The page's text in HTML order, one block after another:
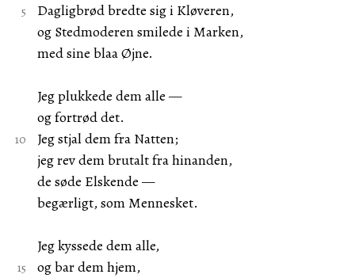
Dagligbrød bredte sig i Kløveren,
og Stedmoderen smilede i Marken,
med sine blaa Øjne.
Jeg plukkede dem alle —
og fortrød det.
Jeg stjal dem fra Natten;
jeg rev dem brutalt fra hinanden,
de søde Elskende —
begærligt, som Mennesket.
Jeg kyssede dem alle,
og bar dem hjem,